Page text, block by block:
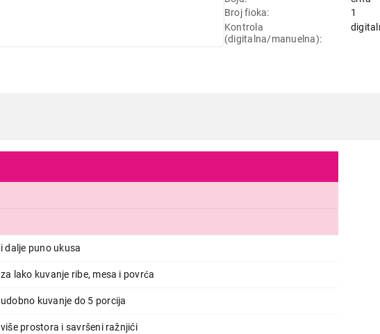
Broj fioka
1
Kontrola
(digitalna/manuelna)
i dalje puno ukusa
za lako kuvanje ribe, mesa i povrća
udobno kuvanje do 5 porcija
više prostora i savršeni ražnjići